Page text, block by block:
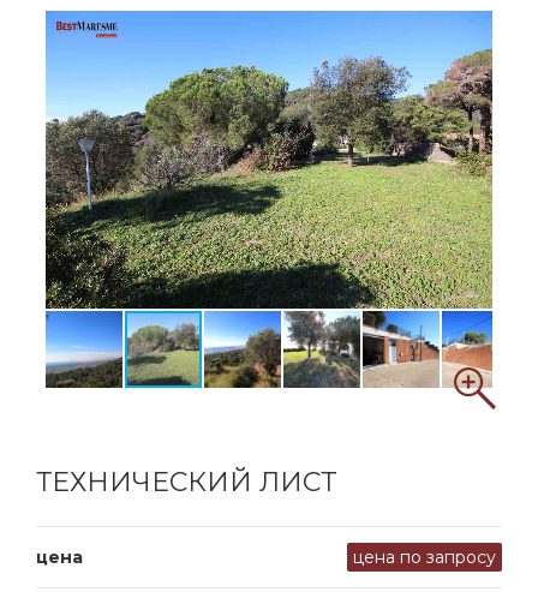
ТЕХНИЧЕСКИЙ ЛИСТ
цена цена по запросу